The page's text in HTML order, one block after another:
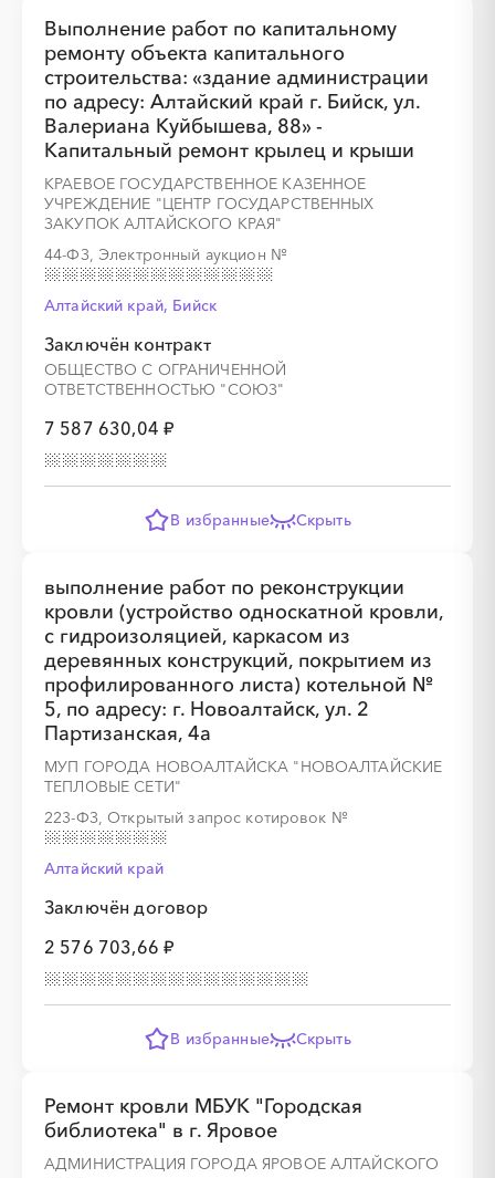
Выполнение работ по капитальному
ремонту объекта капитального
строительства: «здание администрации
по адресу: Алтайский край г. Бийск, ул.
Валериана Куйбышева, 88» -
Капитальный ремонт крылец и крыши
КРАЕВОЕ ГОСУДАРСТВЕННОЕ КАЗЕННОЕ
УЧРЕЖДЕНИЕ "ЦЕНТР ГОСУДАРСТВЕННЫХ
ЗАКУПОК АЛТАЙСКОГО КРАЯ"
44-ФЗ, Электронный аукцион №
Алтайский край, Бийск
Заключён контракт
ОБЩЕСТВО С ОГРАНИЧЕННОЙ
ОТВЕТСТВЕННОСТЬЮ "СОЮЗ"
7 587 630,04 ₽
В избранные Скрыть
выполнение работ по реконструкции
кровли (устройство односкатной кровли,
с гидроизоляцией, каркасом из
деревянных конструкций, покрытием из
профилированного листа) котельной №
5, по адресу: г. Новоалтайск, ул. 2
Партизанская, 4а
МУП ГОРОДА НОВОАЛТАЙСКА "НОВОАЛТАЙСКИЕ
ТЕПЛОВЫЕ СЕТИ"
223-ФЗ, Открытый запрос котировок №
Алтайский край
Заключён договор
2 576 703,66 ₽
В избранные Скрыть
Ремонт кровли МБУК "Городская
библиотека" в г. Яровое
АДМИНИСТРАЦИЯ ГОРОДА ЯРОВОЕ АЛТАЙСКОГО